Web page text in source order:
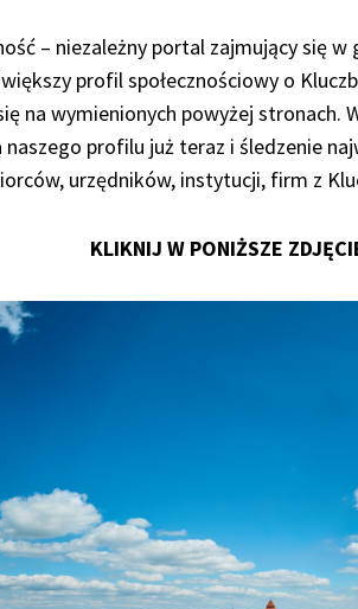
– niezależny portal zajmujący się
profil społecznościowy o
na wymienionych powyżej stronach.
profilu już teraz i śledzenie
urzędników, instytucji, firm z
KLIKNIJ W PONIŻSZE